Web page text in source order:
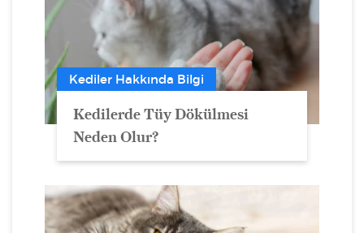
Kediler Hakkında Bilgi
Kedilerde Tüy Dökülmesi
Neden Olur?